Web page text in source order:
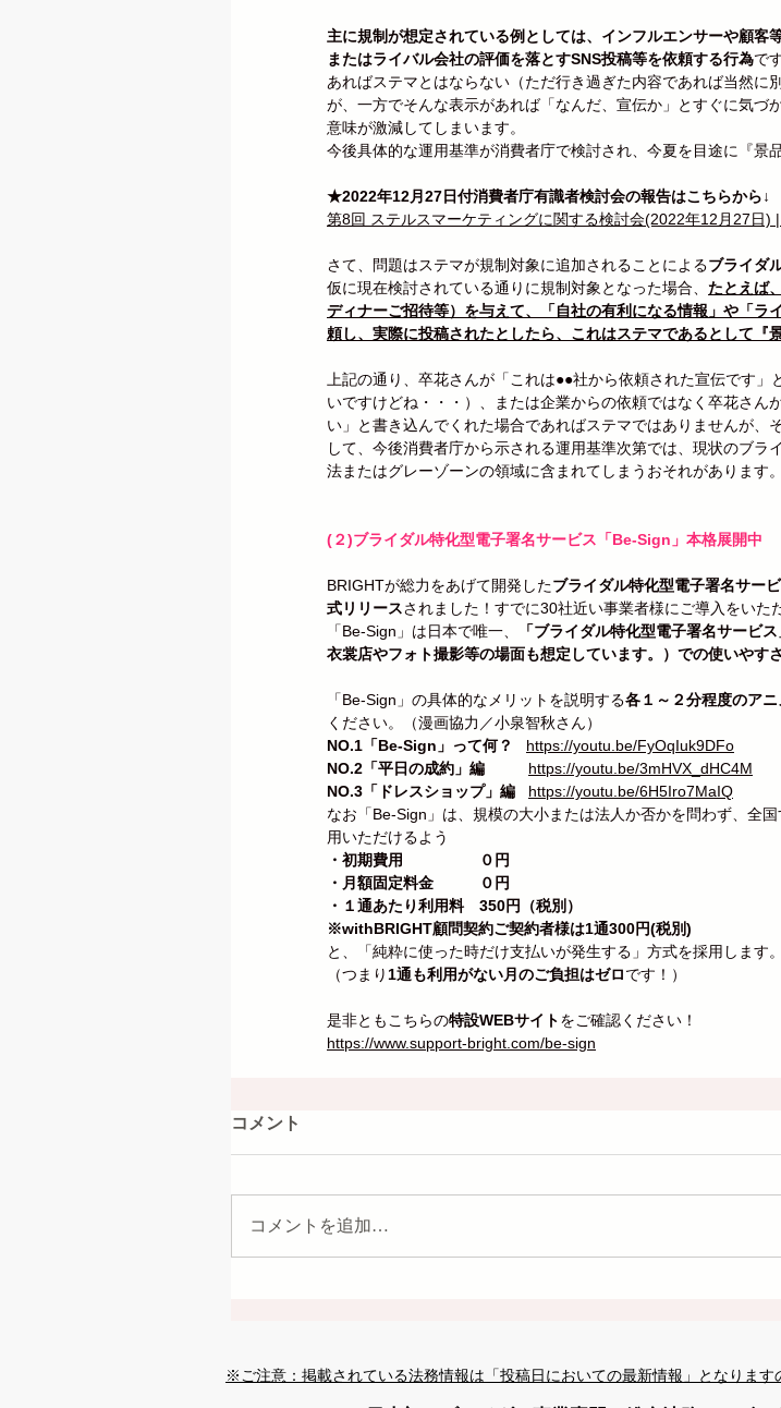
主に規制が想定されている例としては、インフルエンサーや顧客
またはライバル会社の評価を落とすSNS投稿等を依頼する行為で
あればステマとはならない（ただ行き過ぎた内容であれば当然に
が、一方でそんな表示があれば「なんだ、宣伝か」とすぐに気づ
意味が激減してしまいます。
今後具体的な運用基準が消費者庁で検討され、今夏を目途に『景
★2022年12月27日付消費者庁有識者検討会の報告はこちらから↓
第8回 ステルスマーケティングに関する検討会(2022年12月27日)
さて、問題はステマが規制対象に追加されることによるブライダ
仮に現在検討されている通りに規制対象となった場合、 たとえば
ディナーご招待等）を与えて、「自社の有利になる情報」や「ラ
頼し、実際に投稿されたとしたら、これはステマであるとして『
上記の通り、卒花さんが「これは●●社から依頼された宣伝です
いですけどね・・・）、または企業からの依頼ではなく卒花さん
い」と書き込んでくれた場合であればステマではありませんが、
して、今後消費者庁から示される運用基準次第では、現状のブラ
法またはグレーゾーンの領域に含まれてしまうおそれがあります。
(２)ブライダル特化型電子署名サービス「Be-Sign」本格展開中
BRIGHTが総力をあげて開発したブライダル特化型電子署名サー
式リリースされました！すでに30社近い事業者様にご導入をいた
「Be-Sign」は日本で唯一、
「ブライダル特化型電子署名サービス
衣裳店やフォト撮影等の場面も想定しています。）での使いやす
「Be-Sign」の具体的なメリットを説明する各１～２分程度のアニ
ください。（漫画協力／小泉智秋さん）
NO.1「Be-Sign」って何？
https://youtu.be/FyOqIuk9DFo
NO.2「平日の成約」編
https://youtu.be/3mHVX_dHC4M
NO.3「ドレスショップ」編
https://youtu.be/6H5Iro7MaIQ
なお「Be-Sign」は、規模の大小または法人か否かを問わず、全
用いただけるよう
・初期費用　　　　　０円
・月額固定料金　　　０円
・１通あたり利用料　350円（税別）
※withBRIGHT顧問契約ご契約者様は1通300円(税別)
と、「純粋に使った時だけ支払いが発生する」方式を採用します。
（つまり 1通も利用がない月のご負担はゼロです！）
是非ともこちらの特設WEBサイトをご確認ください！
https://www.support-bright.com/be-sign
コメント
コメントを追加…
※ご注意：掲載されている法務情報は「投稿日においての最新情報」となりま